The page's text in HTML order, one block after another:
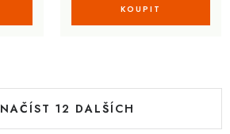
NAČÍST 12 DALŠÍCH